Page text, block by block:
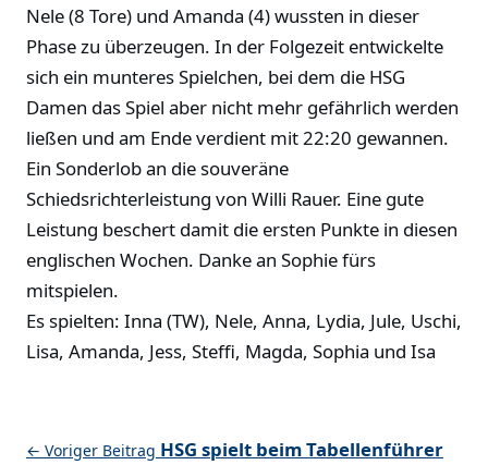
Nele (8 Tore) und Amanda (4) wussten in dieser
Phase zu überzeugen. In der Folgezeit entwickelte
sich ein munteres Spielchen, bei dem die HSG
Damen das Spiel aber nicht mehr gefährlich werden
ließen und am Ende verdient mit 22:20 gewannen.
Ein Sonderlob an die souveräne
Schiedsrichterleistung von Willi Rauer. Eine gute
Leistung beschert damit die ersten Punkte in diesen
englischen Wochen. Danke an Sophie fürs
mitspielen.
Es spielten: Inna (TW), Nele, Anna, Lydia, Jule, Uschi,
Lisa, Amanda, Jess, Steffi, Magda, Sophia und Isa
← Voriger Beitrag HSG spielt beim Tabellenführer